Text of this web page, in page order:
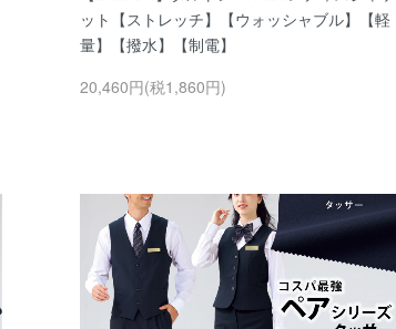
ット【ストレッチ】【ウォッシャブル】【軽
量】【撥水】【制電】
20,460円(税1,860円)